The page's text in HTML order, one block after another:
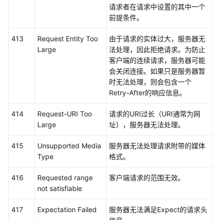
支
域
系
限
请求者在请求中设置的其中一个
前提条件。
413
Request Entity Too
Large
由于请求的实体过大，服务器无
法处理，因此拒绝请求。为防止
客户端的连续请求，服务器可能
会关闭连接。如果只是服务器暂
时无法处理，则会包含一个
Retry-After的响应信息。
414
Request-URI Too
Large
请求的URI过长（URI通常为网
址），服务器无法处理。
415
Unsupported Media
Type
服务器无法处理请求附带的媒体
格式。
416
Requested range
not satisfiable
客户端请求的范围无效。
417 Expectation Failed
服务器无法满足Expect的请求头